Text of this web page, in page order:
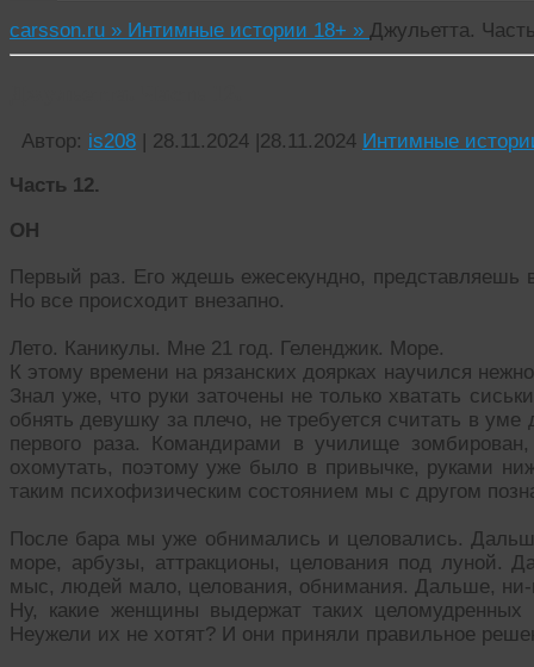
carsson.ru » Интимные истории 18+ » Джульетта.
Автор: is208 | 28.11.2024 |28.11.2024 Интимные
Часть 12.
ОН
Первый раз. Его ждешь ежесекундно, представляешь
Но все происходит внезапно.
Лето. Каникулы. Мне 21 год. Геленджик. Море.
К этому времени на рязанских доярках научился
Знал уже, что руки заточены не только хватать
обнять девушку за плечо, не требуется считать в
первого раза. Командирами в училище
охомутать, поэтому уже было в привычке, руками
таким психофизическим состоянием мы с другом
После бара мы уже обнимались и целовались.
море, арбузы, аттракционы, целования под луной.
мыс, людей мало, целования, обнимания. Дальше,
Ну, какие женщины выдержат таких
Неужели их не хотят? И они приняли правильное